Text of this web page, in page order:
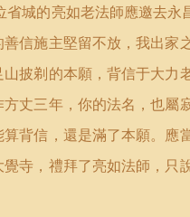
省城的亮如老法師應邀去
信施主堅留不放，我出
披剃的本願，背信于大
丈三年，你的法名，也
背信，還是滿了本願。
寺，禮拜了亮如法師，